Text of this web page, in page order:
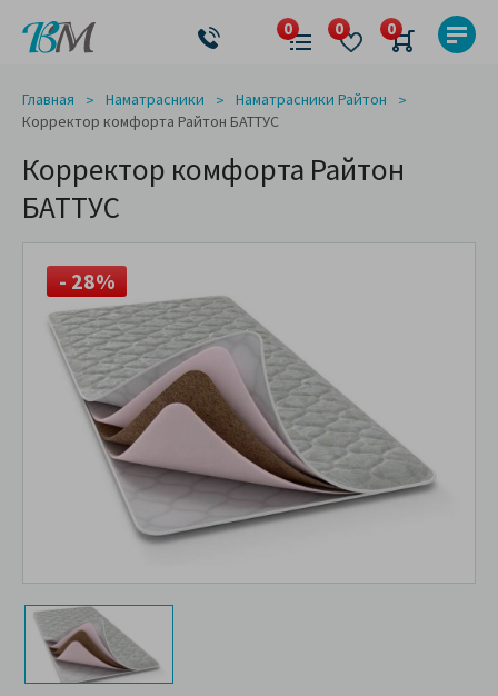
Главная Наматрасники
Наматрасники Райтон
Корректор комфорта Райтон БАТТУС
Корректор комфорта Райтон
БАТТУС
- 28%